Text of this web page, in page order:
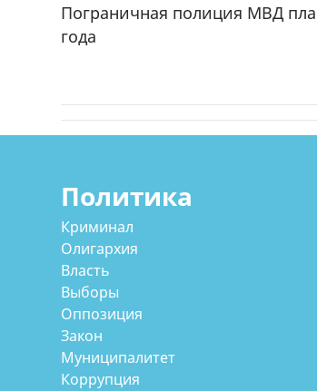
Пограничная полиция МВД
года
Политика
Криминал
Олигархия
Власть
Выборы
Оппозиция
Закон
Муниципалитет
Коррупция